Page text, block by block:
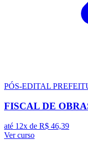
PÓS-EDITAL
FISCAL DE
até 12x de R$ 46,39
Ver curso